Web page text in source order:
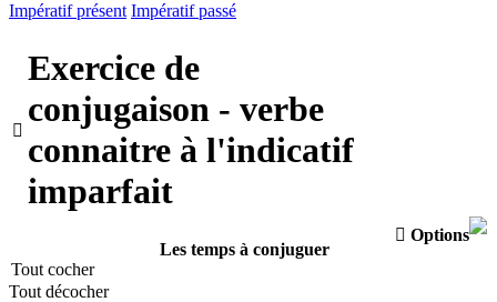
Impératif présent Impératif passé

Exercice de
conjugaison - verbe
connaitre à l'indicatif
imparfait
 Options
Les temps à conjuguer
Tout cocher
Tout décocher